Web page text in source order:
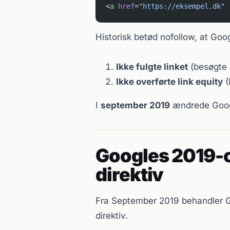
<a href="https://eksempel.dk"
Historisk betød nofollow, at
Ikke fulgte linket (besøgte
Ikke overførte link equity
I september 2019 ændrede
Googles
direktiv
Fra September 2019 behandler
direktiv.